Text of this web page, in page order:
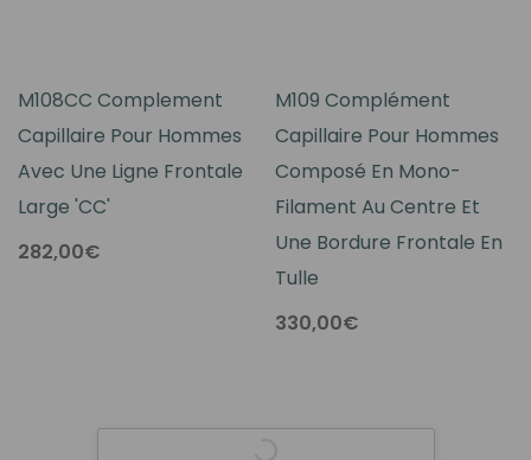
M108CC Complement
Capillaire Pour Hommes
Avec Une Ligne Frontale
Large 'CC'
282,00€
M109 Complément
Capillaire Pour Hommes
Composé En Mono-
Filament Au Centre Et
Une Bordure Frontale En
Tulle
330,00€